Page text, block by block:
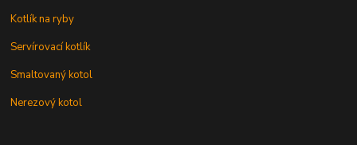
Kotlík na ryby
Servírovací kotlík
Smaltovaný kotol
Nerezový kotol